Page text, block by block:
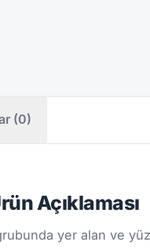
(0)
Açıklaması
yer alan ve